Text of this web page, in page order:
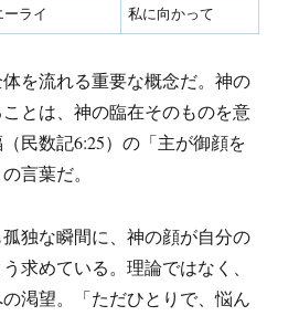
ーライ 私に向かって
体を流れる重要な概念だ。神の
ことは、神の臨在そのものを意
民数記6:25）の「主が御顔を
言葉だ。
独な瞬間に、神の顔が自分の
求めている。理論ではなく、
渇望。「ただひとりで、悩ん